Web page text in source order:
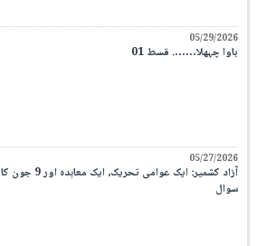
05/29/2026
باوا چہھلا……. قسط 01
05/27/2026
آزاد کشمیر: ایک عوامی تحریک، ایک معاہدہ اور 9 جون کا
سوال